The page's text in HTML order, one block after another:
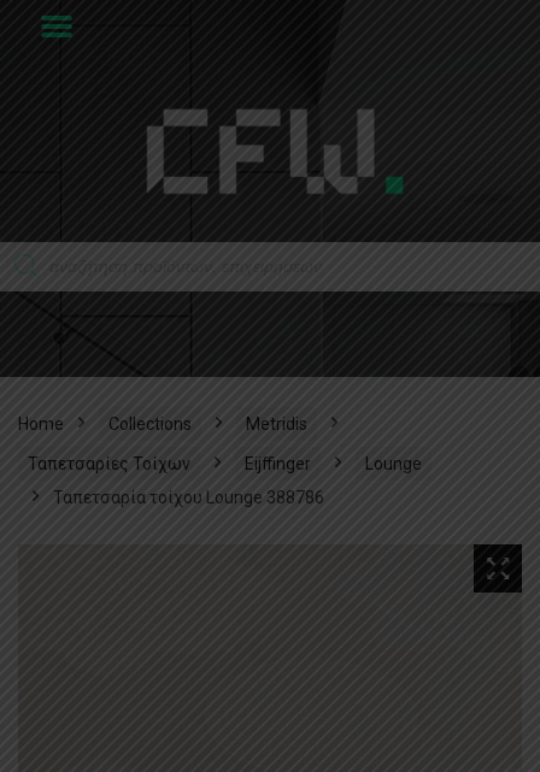
Home Collections Metridis
Ταπετσαρίες Τοίχων Eijffinger
Lounge
Ταπετσαρία τοίχου Lounge 388786